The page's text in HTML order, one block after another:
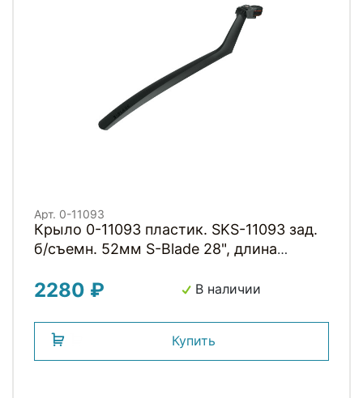
Арт. 0-11093
Крыло 0-11093 пластик. SKS-11093 зад.
б/съемн. 52мм S-Blade 28", длина
2280 ₽ В наличии
Купить